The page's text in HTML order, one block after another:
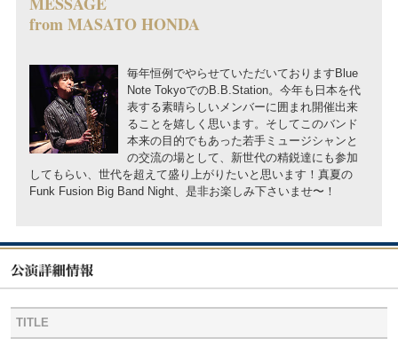
from MASATO HONDA
毎年恒例でやらせていただいておりますBlue
Note TokyoでのB.B.Station。今年も日本を代
表する素晴らしいメンバーに囲まれ開催出来
ることを嬉しく思います。そしてこのバンド
本来の目的でもあった若手ミュージシャンと
の交流の場として、新世代の精鋭達にも参加
してもらい、世代を超えて盛り上がりたいと思います！真夏の
Funk Fusion Big Band Night、是非お楽しみ下さいませ〜！
TITLE